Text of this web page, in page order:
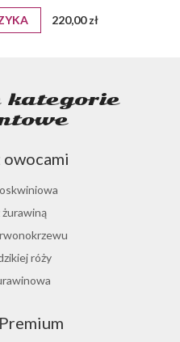
220,00 zł
kategorie
róży